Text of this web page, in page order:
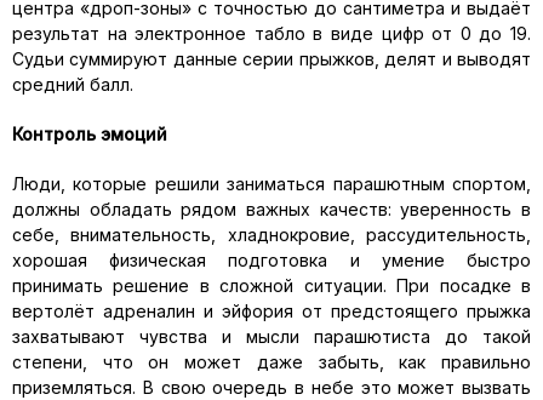
центра «дроп-зоны» с точностью до сантиметра и выдаёт
результат на электронное табло в виде цифр от 0 до 19.
Судьи суммируют данные серии прыжков, делят и выводят
средний балл.
Контроль эмоций
Люди, которые решили заниматься парашютным спортом,
должны обладать рядом важных качеств: уверенность в
себе, внимательность, хладнокровие, рассудительность,
хорошая физическая подготовка и умение быстро
принимать решение в сложной ситуации. При посадке в
вертолёт адреналин и эйфория от предстоящего прыжка
захватывают чувства и мысли парашютиста до такой
степени, что он может даже забыть, как правильно
приземляться. В свою очередь в небе это может вызвать